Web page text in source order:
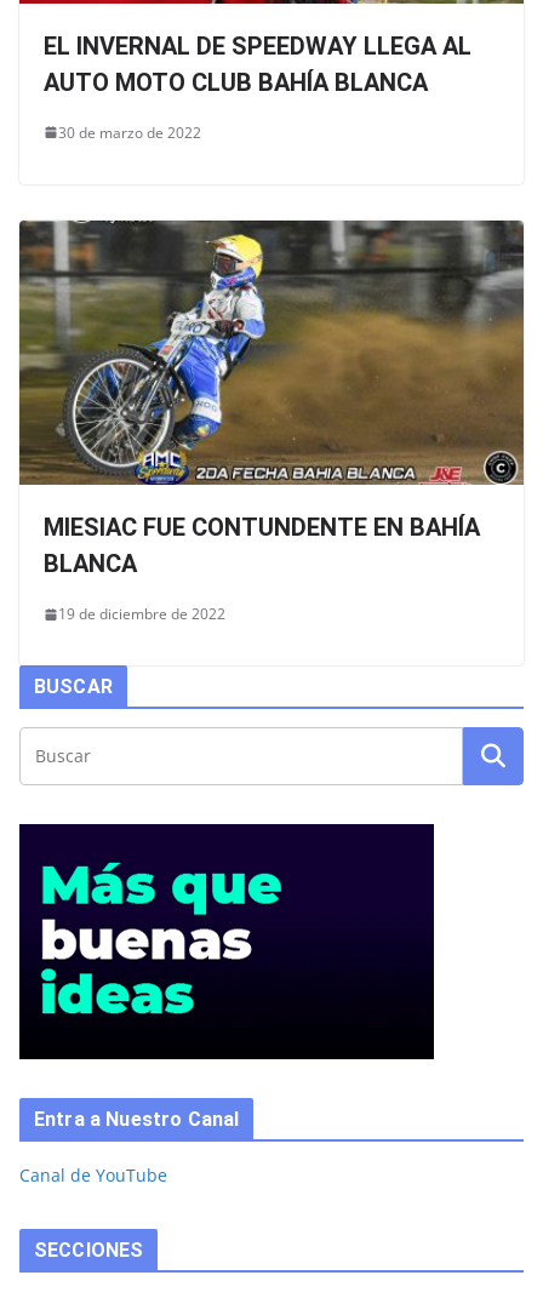
EL INVERNAL DE SPEEDWAY LLEGA AL
AUTO MOTO CLUB BAHÍA BLANCA
30 de marzo de 2022
MIESIAC FUE CONTUNDENTE EN BAHÍA
BLANCA
19 de diciembre de 2022
BUSCAR
Entra a Nuestro Canal
Canal de YouTube
SECCIONES